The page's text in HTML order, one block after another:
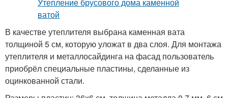
В качестве утеплителя выбрана каменная вата
толщиной 5 см, которую уложат в два слоя. Для монтажа
утеплителя и металлосайдинга на фасад пользователь
приобрёл специальные пластины, сделанные из
оцинкованной стали.